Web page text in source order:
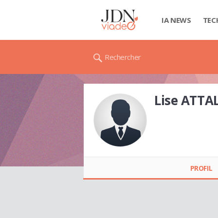
IA NEWS
Rechercher
Lise
PROFIL